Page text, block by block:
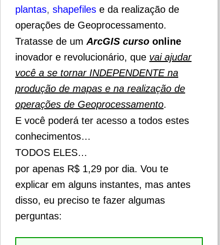
plantas, shapefiles e da realização de
operações de Geoprocessamento.
Tratasse de umArcGIS curso online
inovador e revolucionário, que vai ajudar
você a se tornar INDEPENDENTE na
produção de mapas e na realização de
operações de Geoprocessamento.
E você poderá ter acesso a todos estes
conhecimentos…
TODOS ELES…
por apenas R$ 1,29 por dia. Vou te
explicar em alguns instantes, mas antes
disso, eu preciso te fazer algumas
perguntas: